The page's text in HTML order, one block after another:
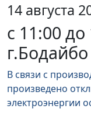
14 августа
с 11:00
г.Бодайбо
В связи с
произведено
электроэнергии